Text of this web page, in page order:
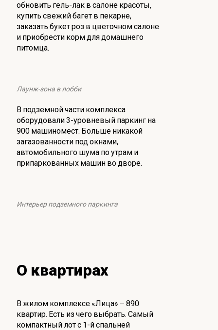
обновить гель-лак в салоне красоты,
купить свежий багет в пекарне,
заказать букет роз в цветочном салоне
и приобрести корм для домашнего
питомца.
Лаунж-зона в лобби
В подземной части комплекса
оборудовали 3-уровневый паркинг на
900 машиномест. Больше никакой
загазованности под окнами,
автомобильного шума по утрам и
припаркованных машин во дворе.
Интерьер подземного паркинга
О квартирах
В жилом комплексе «Лица» – 890
квартир. Есть из чего выбрать. Самый
компактный лот с 1-й спальней